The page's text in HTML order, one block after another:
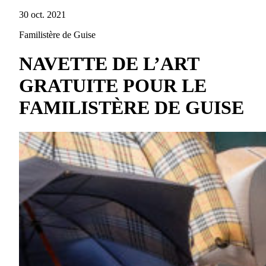
30 oct. 2021
Familistère de Guise
NAVETTE DE L’ART
GRATUITE POUR LE
FAMILISTÈRE DE GUISE